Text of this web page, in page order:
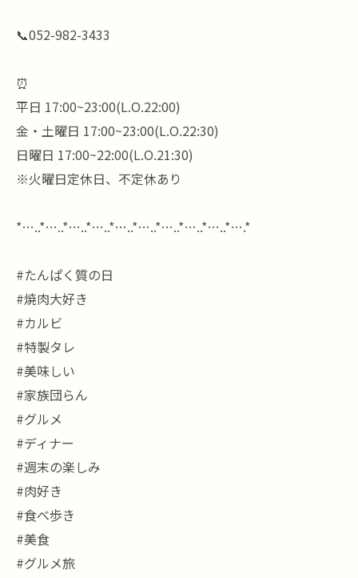
📞052-982-3433
⏰
平日 17:00~23:00(L.O.22:00)
金・土曜日 17:00~23:00(L.O.22:30)
日曜日 17:00~22:00(L.O.21:30)
※火曜日定休日、不定休あり
*…..*…..*…..*…..*…..*…..*…..*…..*…..*….*
#たんぱく質の日
#焼肉大好き
#カルビ
#特製タレ
#美味しい
#家族団らん
#グルメ
#ディナー
#週末の楽しみ
#肉好き
#食べ歩き
#美食
#グルメ旅